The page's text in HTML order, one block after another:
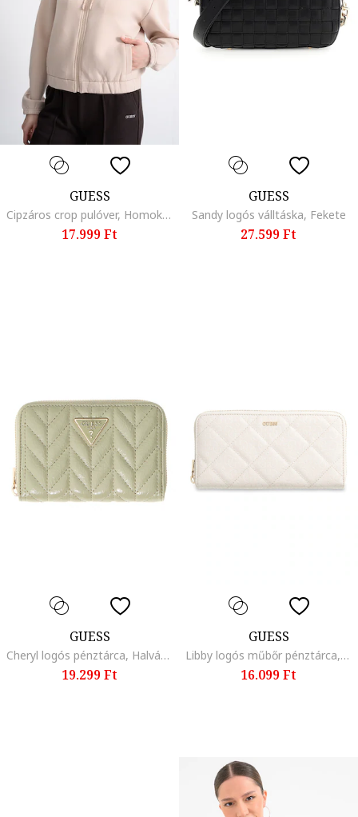
GUESS
Cipzáros crop pulóver, Homokbarna/Ezüstszín
17.999 Ft
GUESS
Sandy logós válltáska, Fekete
27.599 Ft
GUESS
Cheryl logós pénztárca, Halványzöld
19.299 Ft
GUESS
Libby logós műbőr pénztárca, Csontszín
16.099 Ft